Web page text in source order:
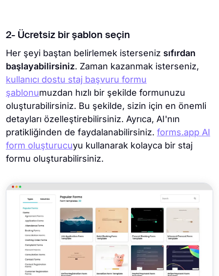
2- Ücretsiz bir şablon seçin
Her şeyi baştan belirlemek isterseniz sıfırdan
başlayabilirsiniz. Zaman kazanmak isterseniz,
kullanıcı dostu staj başvuru formu
şablonumuzdan hızlı bir şekilde formunuzu
oluşturabilirsiniz. Bu şekilde, sizin için en önemli
detayları özelleştirebilirsiniz. Ayrıca, AI'nın
pratikliğinden de faydalanabilirsiniz. forms.app AI
form oluşturucuyu kullanarak kolayca bir staj
formu oluşturabilirsiniz.